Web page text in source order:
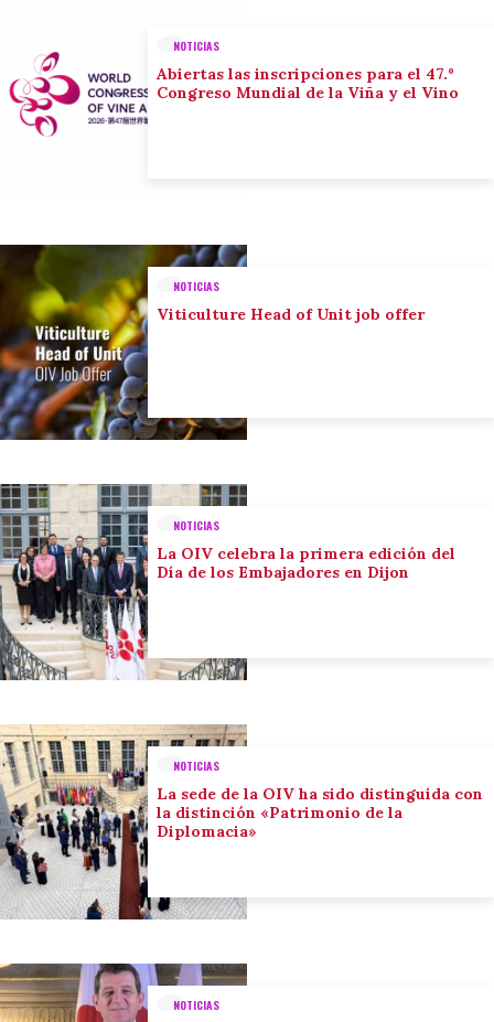
NOTICIAS
Abiertas las inscripciones para el 47.º
Congreso Mundial de la Viña y el Vino
NOTICIAS
Viticulture Head of Unit job offer
NOTICIAS
La OIV celebra la primera edición del
Día de los Embajadores en Dijon
NOTICIAS
La sede de la OIV ha sido distinguida con
la distinción «Patrimonio de la
Diplomacia»
NOTICIAS